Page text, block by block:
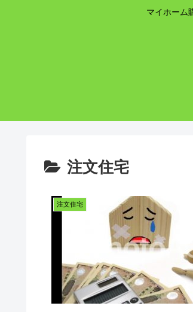
マイホーム
注文住宅
注文住宅